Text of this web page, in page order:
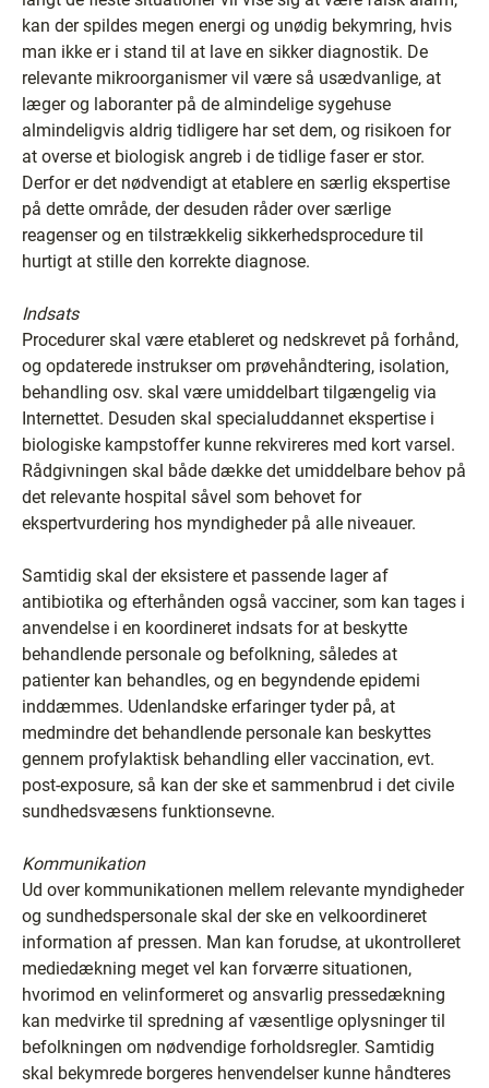
kan der spildes megen energi og unødig bekymring, hvis
man ikke er i stand til at lave en sikker diagnostik. De
relevante mikroorganismer vil være så usædvanlige, at
læger og laboranter på de almindelige sygehuse
almindeligvis aldrig tidligere har set dem, og risikoen for
at overse et biologisk angreb i de tidlige faser er stor.
Derfor er det nødvendigt at etablere en særlig ekspertise
på dette område, der desuden råder over særlige
reagenser og en tilstrækkelig sikkerhedsprocedure til
hurtigt at stille den korrekte diagnose.
Indsats
Procedurer skal være etableret og nedskrevet på forhånd,
og opdaterede instrukser om prøvehåndtering, isolation,
behandling osv. skal være umiddelbart tilgængelig via
Internettet. Desuden skal specialuddannet ekspertise i
biologiske kampstoffer kunne rekvireres med kort varsel.
Rådgivningen skal både dække det umiddelbare behov på
det relevante hospital såvel som behovet for
ekspertvurdering hos myndigheder på alle niveauer.
Samtidig skal der eksistere et passende lager af
antibiotika og efterhånden også vacciner, som kan tages i
anvendelse i en koordineret indsats for at beskytte
behandlende personale og befolkning, således at
patienter kan behandles, og en begyndende epidemi
inddæmmes. Udenlandske erfaringer tyder på, at
medmindre det behandlende personale kan beskyttes
gennem profylaktisk behandling eller vaccination, evt.
post-exposure, så kan der ske et sammenbrud i det civile
sundhedsvæsens funktionsevne.
Kommunikation
Ud over kommunikationen mellem relevante myndigheder
og sundhedspersonale skal der ske en velkoordineret
information af pressen. Man kan forudse, at ukontrolleret
mediedækning meget vel kan forværre situationen,
hvorimod en velinformeret og ansvarlig pressedækning
kan medvirke til spredning af væsentlige oplysninger til
befolkningen om nødvendige forholdsregler. Samtidig
skal bekymrede borgeres henvendelser kunne håndteres